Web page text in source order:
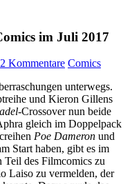
im Juli 2017
2 Kommentare Comics
unterwegs.
und Kieron Gillens
-Crossover nun beide
gleich im Doppelpack
Poe Dameron und
Start haben, gibt es im
Teil des Filmcomics zu
Laiso zu vermelden, der